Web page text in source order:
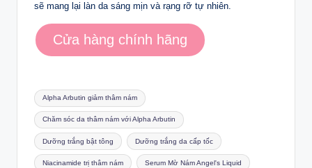
sẽ mang lại làn da sáng mịn và rạng rỡ tự nhiên.
Cửa hàng chính hãng
Tags:
Alpha Arbutin giảm thâm nám
Chăm sóc da thâm nám với Alpha Arbutin
Dưỡng trắng bật tông Dưỡng trắng da cấp tốc
Niacinamide trị thâm nám Serum Mờ Nám Angel's Liquid